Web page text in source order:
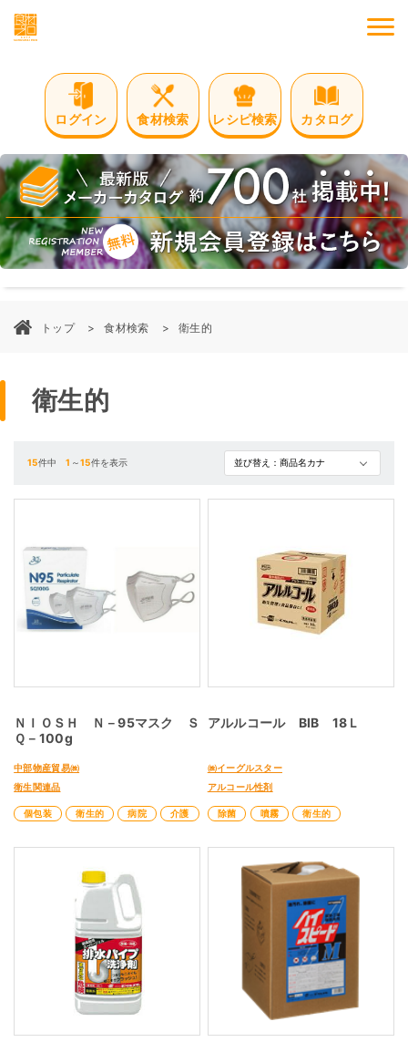
ログイン 食材検索 レシピ検索 カタログ
トップ 食材検索 衛生的
衛生的
15件中1 ～15件を表示
ＮＩＯＳＨ Ｎ－95マスク Ｓ
Ｑ－100g
中部物産貿易㈱
衛生関連品
個包装 衛生的 病院 介護
アルルコール BIB 18Ｌ
㈱イーグルスター
アルコール性剤
除菌 噴霧 衛生的